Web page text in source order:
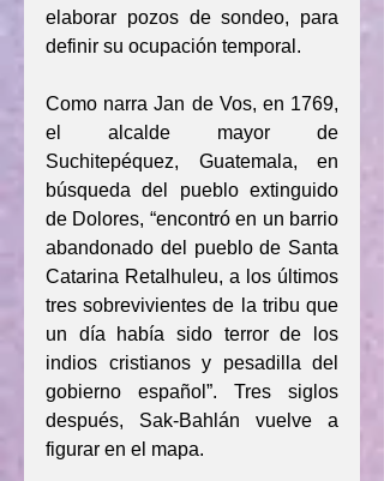
elaborar pozos de sondeo, para
definir su ocupación temporal.
Como narra Jan de Vos, en 1769,
el alcalde mayor de
Suchitepéquez, Guatemala, en
búsqueda del pueblo extinguido
de Dolores, “encontró en un barrio
abandonado del pueblo de Santa
Catarina Retalhuleu, a los últimos
tres sobrevivientes de la tribu que
un día había sido terror de los
indios cristianos y pesadilla del
gobierno español”. Tres siglos
después, Sak-Bahlán vuelve a
figurar en el mapa.